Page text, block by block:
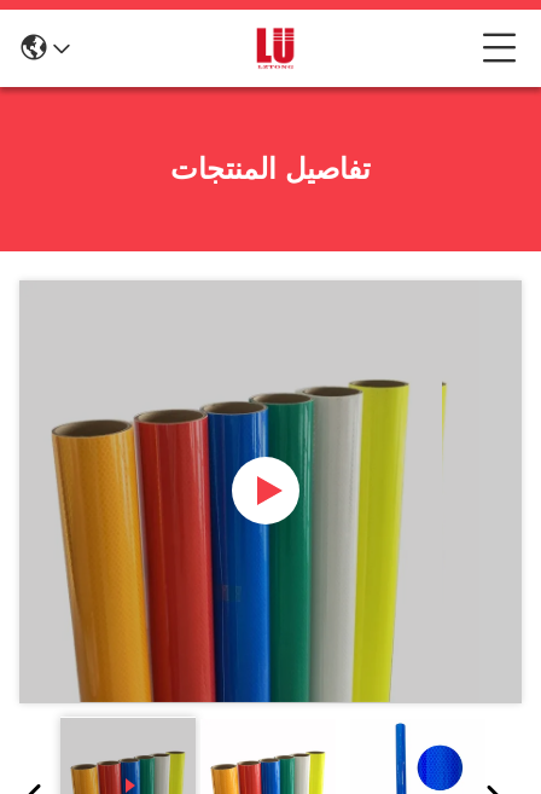
تفاصيل المنتجات